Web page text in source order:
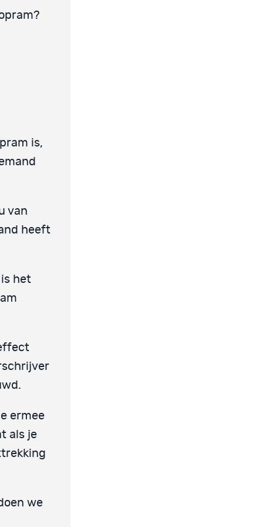
is,
van
heeft
het
ermee
als je
we